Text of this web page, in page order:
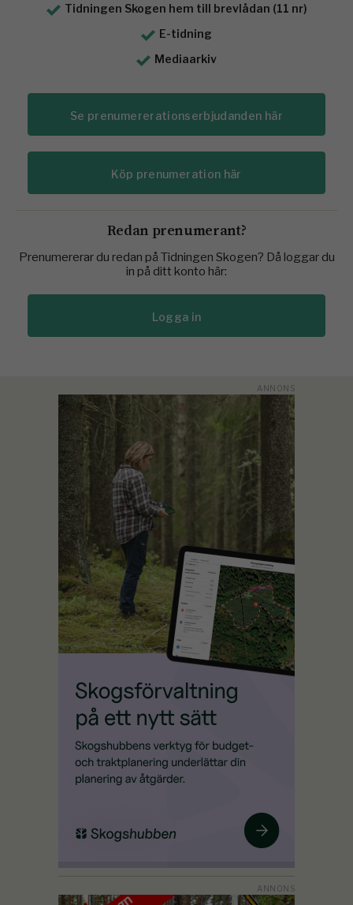
Tidningen Skogen hem till brevlådan (11 nr)
E-tidning
Mediaarkiv
Se prenumererationserbjudanden här
Köp prenumeration här
Redan prenumerant?
Prenumererar du redan på Tidningen Skogen? Då loggar du
in på ditt konto här:
Logga in